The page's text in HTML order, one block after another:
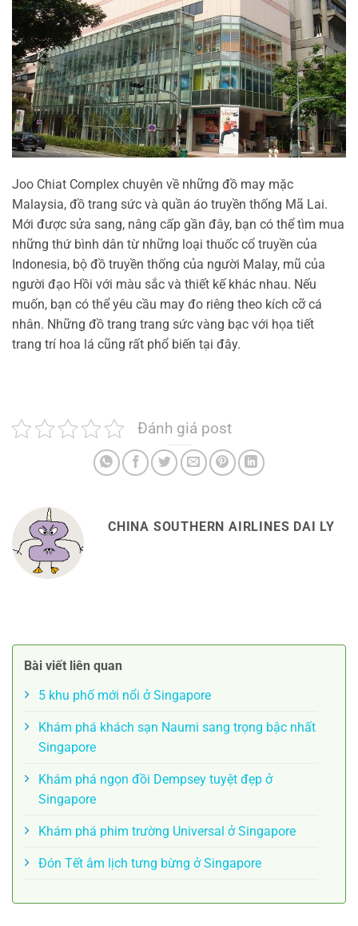
Joo Chiat Complex chuyên về những đồ may mặc
Malaysia, đồ trang sức và quần áo truyền thống Mã Lai.
Mới được sửa sang, nâng cấp gần đây, bạn có thể tìm mua
những thứ bình dân từ những loại thuốc cổ truyền của
Indonesia, bộ đồ truyền thống của người Malay, mũ của
người đạo Hồi với màu sắc và thiết kế khác nhau. Nếu
muốn, bạn có thể yêu cầu may đo riêng theo kích cỡ cá
nhân. Những đồ trang trang sức vàng bạc với họa tiết
trang trí hoa lá cũng rất phổ biến tại đây.
Đánh giá post
CHINA SOUTHERN AIRLINES DAI LY
Bài viết liên quan
5 khu phố mới nổi ở Singapore
Khám phá khách sạn Naumi sang trọng bậc nhất
Singapore
Khám phá ngọn đồi Dempsey tuyệt đẹp ở
Singapore
Khám phá phim trường Universal ở Singapore
Đón Tết âm lịch tưng bừng ở Singapore